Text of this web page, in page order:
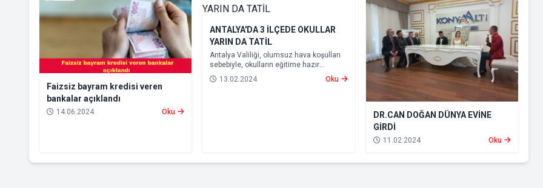
Faizsiz bayram kredisi veren
bankalar açıklandı
14.06.2024 Oku
ANTALYA'DA 3 İLÇEDE OKULLAR
YARIN DA TATİL
Antalya Valiliği, olumsuz hava koşulları
sebebiyle, okulların eğitime hazır
olamayacağından, Kepez, Muratpaşa ve
Konyaaltı ilçelerinde eğitime yarın da ara
13.02.2024 Oku
DR.CAN DOĞAN DÜNYA EVİNE
GİRDİ
11.02.2024 Oku